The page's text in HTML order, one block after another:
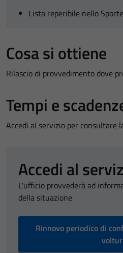
Lista reperibile nello
Cosa si ottiene
Rilascio di provvedimento dove
Tempi e
Accedi al servizio per consultare
Accedi al
L'ufficio provvederà ad
della situazione
Rinnovo periodico di